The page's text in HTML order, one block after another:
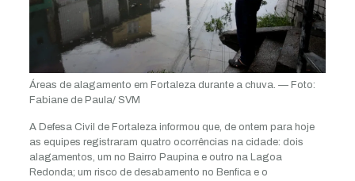
Áreas de alagamento em Fortaleza durante a chuva. — Foto:
Fabiane de Paula/ SVM
A Defesa Civil de Fortaleza informou que, de ontem para hoje
as equipes registraram quatro ocorrências na cidade: dois
alagamentos, um no Bairro Paupina e outro na Lagoa
Redonda; um risco de desabamento no Benfica e o